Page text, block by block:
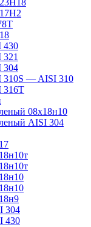
430
304
310S — AISI 310
316T
08х18н10
AISI 304
304
430